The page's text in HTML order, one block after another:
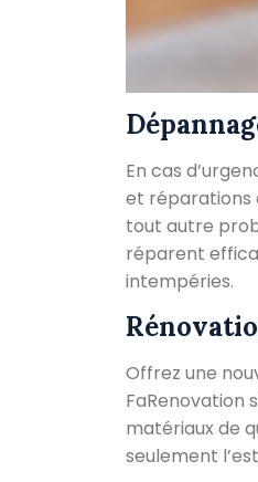
En cas
et réparations
tout autre
réparent
intempéries.
Offrez une
FaRenovation
matériaux de
seulement